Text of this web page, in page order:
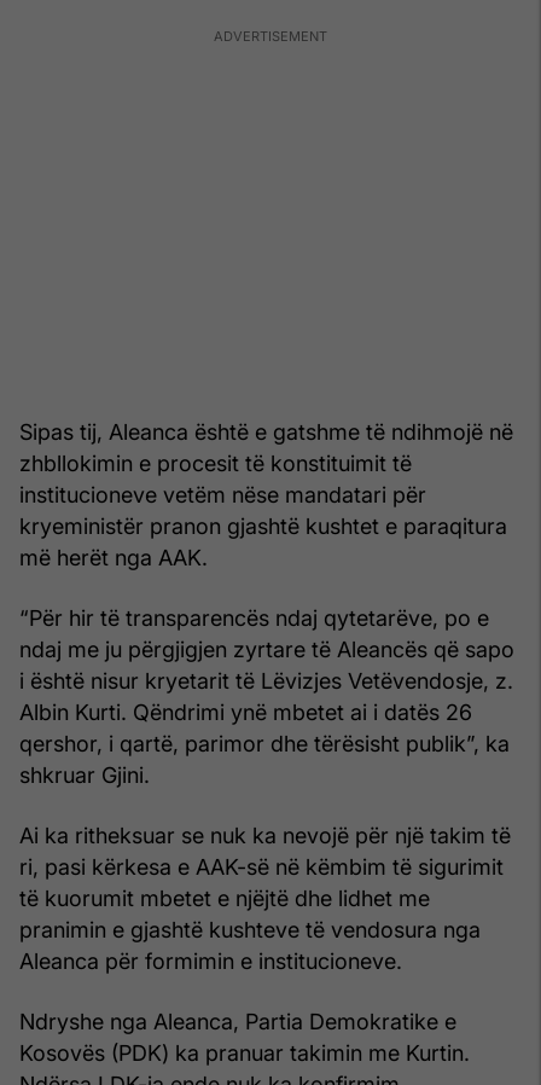
Sipas tij, Aleanca është e gatshme të ndihmojë në
zhbllokimin e procesit të konstituimit të
institucioneve vetëm nëse mandatari për
kryeministër pranon gjashtë kushtet e paraqitura
më herët nga AAK.
“Për hir të transparencës ndaj qytetarëve, po e
ndaj me ju përgjigjen zyrtare të Aleancës që sapo
i është nisur kryetarit të Lëvizjes Vetëvendosje, z.
Albin Kurti. Qëndrimi ynë mbetet ai i datës 26
qershor, i qartë, parimor dhe tërësisht publik”, ka
shkruar Gjini.
Ai ka ritheksuar se nuk ka nevojë për një takim të
ri, pasi kërkesa e AAK-së në këmbim të sigurimit
të kuorumit mbetet e njëjtë dhe lidhet me
pranimin e gjashtë kushteve të vendosura nga
Aleanca për formimin e institucioneve.
Ndryshe nga Aleanca, Partia Demokratike e
Kosovës (PDK) ka pranuar takimin me Kurtin.